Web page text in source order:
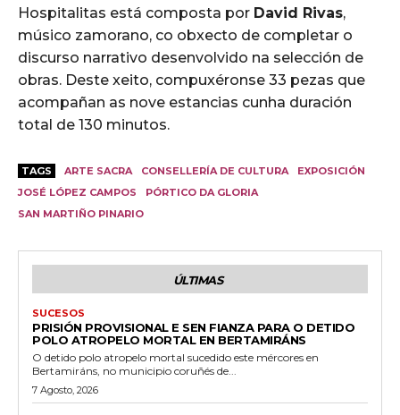
Hospitalitas está composta por David Rivas,
músico zamorano, co obxecto de completar o
discurso narrativo desenvolvido na selección de
obras. Deste xeito, compuxéronse 33 pezas que
acompañan as nove estancias cunha duración
total de 130 minutos.
TAGS ARTE SACRA CONSELLERÍA DE CULTURA
EXPOSICIÓN
JOSÉ LÓPEZ CAMPOS
PÓRTICO DA GLORIA
SAN MARTIÑO PINARIO
ÚLTIMAS
SUCESOS
PRISIÓN PROVISIONAL E SEN FIANZA PARA O DETIDO
POLO ATROPELO MORTAL EN BERTAMIRÁNS
O detido polo atropelo mortal sucedido este mércores en
Bertamiráns, no municipio coruñés de...
7 Agosto, 2026